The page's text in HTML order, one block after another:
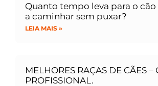
Quanto tempo leva para o
a caminhar sem puxar?
LEIA MAIS »
MELHORES RAÇAS DE CÃES
PROFISSIONAL.